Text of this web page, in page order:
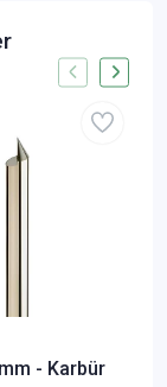
- Karbür